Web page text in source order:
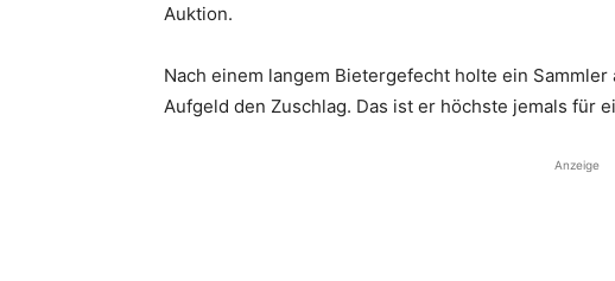
Auktion.
Nach einem langem Bietergefecht holte ein
Aufgeld den Zuschlag. Das ist er höchste jemals für
Anzeige